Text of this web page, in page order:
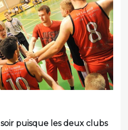
soir puisque les deux clubs